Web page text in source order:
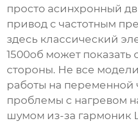
просто асинхронный
привод с частотным
здесь классический
1500об может показать
стороны. Не все
работы на переменной
проблемы с нагревом
шумом из-за